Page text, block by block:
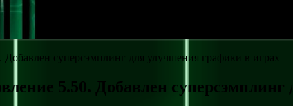
суперсэмплинг для улучшения графики в играх
5.50. Добавлен